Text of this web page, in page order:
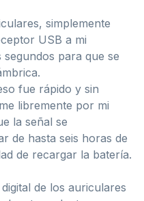
simplemente
USB a mi
para que se
fue rápido y sin
libremente por mi
la señal se
de hasta seis horas de
de recargar la batería.
de los auriculares